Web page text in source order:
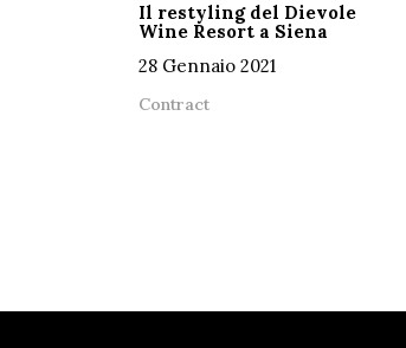
Il restyling del Dievole
Wine Resort a Siena
28 Gennaio 2021
Contract